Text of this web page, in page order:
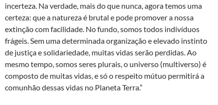
incerteza. Na verdade, mais do que nunca, agora temos uma
certeza: que a natureza é brutal e pode promover a nossa
extinção com facilidade. No fundo, somos todos indivíduos
frágeis. Sem uma determinada organização e elevado instinto
de justiça e solidariedade, muitas vidas serão perdidas. Ao
mesmo tempo, somos seres plurais, o universo (multiverso) é
composto de muitas vidas, e só o respeito mútuo permitirá a
comunhão dessas vidas no Planeta Terra.”